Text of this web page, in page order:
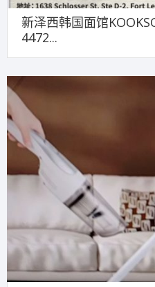
新泽西韩国面馆
4472...